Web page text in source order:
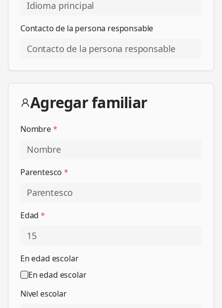
Contacto de la persona responsable
Agregar familiar
Nombre*
Parentesco *
Edad *
En edad escolar
En edad escolar
Nivel escolar